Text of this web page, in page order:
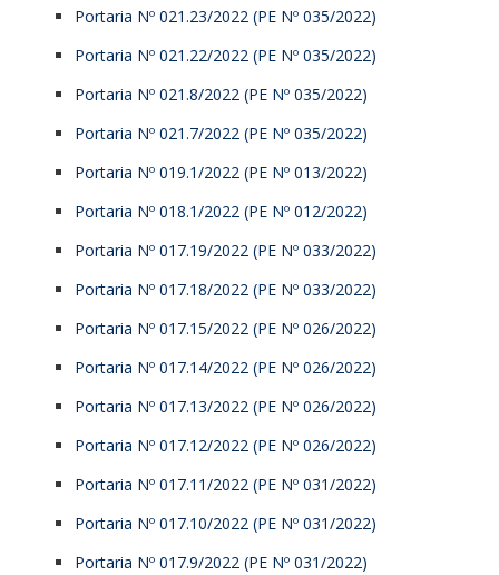
Portaria Nº 021.23/2022 (PE Nº 035/2022)
Portaria Nº 021.22/2022 (PE Nº 035/2022)
Portaria Nº 021.8/2022 (PE Nº 035/2022)
Portaria Nº 021.7/2022 (PE Nº 035/2022)
Portaria Nº 019.1/2022 (PE Nº 013/2022)
Portaria Nº 018.1/2022 (PE Nº 012/2022)
Portaria Nº 017.19/2022 (PE Nº 033/2022)
Portaria Nº 017.18/2022 (PE Nº 033/2022)
Portaria Nº 017.15/2022 (PE Nº 026/2022)
Portaria Nº 017.14/2022 (PE Nº 026/2022)
Portaria Nº 017.13/2022 (PE Nº 026/2022)
Portaria Nº 017.12/2022 (PE Nº 026/2022)
Portaria Nº 017.11/2022 (PE Nº 031/2022)
Portaria Nº 017.10/2022 (PE Nº 031/2022)
Portaria Nº 017.9/2022 (PE Nº 031/2022)